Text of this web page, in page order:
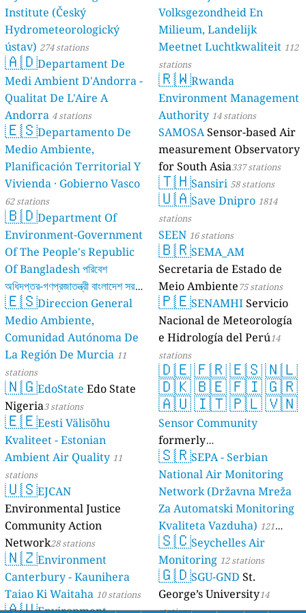
Institute (Český
Hydrometeorologický
ústav) 274 stations
🇦🇩Departament De
Medi Ambient D'Andorra -
Qualitat De L'Aire A
Andorra 4 stations
🇪🇸Departamento De
Medio Ambiente,
Planificación Territorial Y
Vivienda · Gobierno Vasco
62 stations
🇧🇩Department Of
Environment-Government
Of The People's Republic
Of Bangladesh পরিবেশ
অধিদপ্তর-গণপ্রজাতন্ত্রী বাংলাদেশ সরকার
17 stations
🇪🇸Direccion General
Medio Ambiente,
Comunidad Autónoma De
La Región De Murcia 11
stations
🇳🇬EdoState Edo State
Nigeria3 stations
🇪🇪Eesti Välisõhu
Kvaliteet - Estonian
Ambient Air Quality 11
stations
🇺🇸EJCAN
Environmental Justice
Community Action
Network28 stations
🇳🇿Environment
Canterbury - Kaunihera
Taiao Ki Waitaha 10 stations
🇦🇺
Volksgezondheid En
Milieum, Landelijk
Meetnet Luchtkwaliteit 112
stations
🇷🇼Rwanda
Environment Management
Authority 14 stations
SAMOSASensor-based Air
measurement Observatory
for South Asia337 stations
🇹🇭Sansiri 58 stations
🇺🇦Save Dnipro 1814
stations
SEEN 16 stations
🇧🇷SEMA_AM
Secretaria de Estado de
Meio Ambiente75 stations
🇵🇪SENAMHIServicio
Nacional de Meteorología
e Hidrología del Perú14
stations
🇩🇪🇫🇷🇪🇸🇳🇱
🇩🇰🇧🇪🇫🇮🇬🇷
🇦🇺🇮🇹🇵🇱🇻🇳
Sensor Community
formerly
luftdaten.info35808 stations
🇸🇷SEPA - Serbian
National Air Monitoring
Network (Državna Mreža
Za Automatski Monitoring
Kvaliteta Vazduha) 121
stations
🇸🇨Seychelles Air
Monitoring 12 stations
🇬🇩SGU-GND St.
George’s University14